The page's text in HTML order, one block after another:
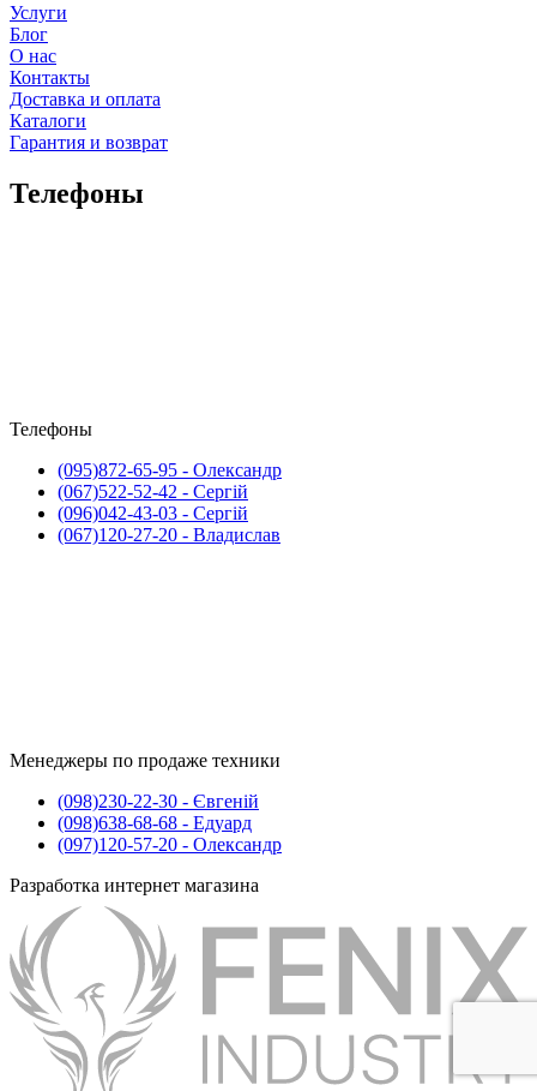
Услуги
Блог
О нас
Контакты
Доставка и оплата
Каталоги
Гарантия и возврат
Телефоны
Телефоны
(095)872-65-95 - Олександр
(067)522-52-42 - Сергій
(096)042-43-03 - Сергій
(067)120-27-20 - Владислав
Менеджеры по продаже техники
(098)230-22-30 - Євгеній
(098)638-68-68 - Едуард
(097)120-57-20 - Олександр
Разработка интернет магазина